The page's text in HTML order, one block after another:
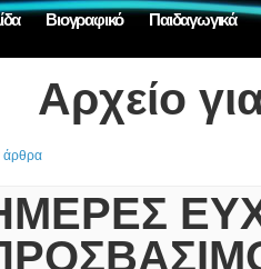
Βιογραφικό Παιδαγωγικά
Αρχείο
άρθρα